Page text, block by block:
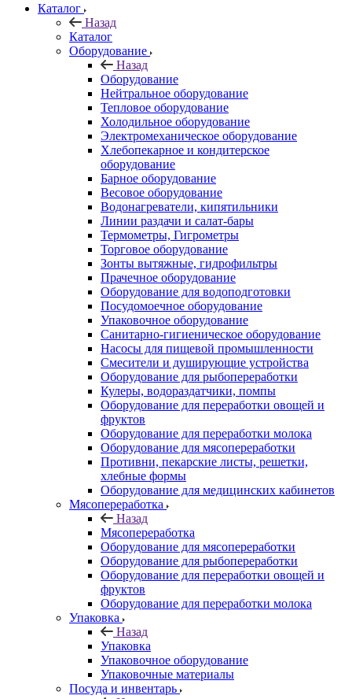
Каталог
Назад
Каталог
Оборудование
Назад
Оборудование
Нейтральное оборудование
Тепловое оборудование
Холодильное оборудование
Электромеханическое оборудование
Хлебопекарное и кондитерское
оборудование
Барное оборудование
Весовое оборудование
Водонагреватели, кипятильники
Линии раздачи и салат-бары
Термометры, Гигрометры
Торговое оборудование
Зонты вытяжные, гидрофильтры
Прачечное оборудование
Оборудование для водоподготовки
Посудомоечное оборудование
Упаковочное оборудование
Санитарно-гигиеническое оборудование
Насосы для пищевой промышленности
Смесители и душирующие устройства
Оборудование для рыбопереработки
Кулеры, водораздатчики, помпы
Оборудование для переработки овощей и
фруктов
Оборудование для переработки молока
Оборудование для мясопереработки
Противни, пекарские листы, решетки,
хлебные формы
Оборудование для медицинских кабинетов
Мясопереработка
Назад
Мясопереработка
Оборудование для мясопереработки
Оборудование для рыбопереработки
Оборудование для переработки овощей и
фруктов
Оборудование для переработки молока
Упаковка
Назад
Упаковка
Упаковочное оборудование
Упаковочные материалы
Посуда и инвентарь